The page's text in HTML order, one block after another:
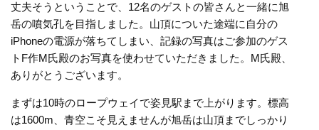
丈夫そうということで、12名のゲストの皆さんと一緒に旭
岳の噴気孔を目指しました。山頂についた途端に自分の
iPhoneの電源が落ちてしまい、記録の写真はご参加のゲス
トF作M氏殿のお写真を使わせていただきました。M氏殿、
ありがとうございます。
まずは10時のロープウェイで姿見駅まで上がります。標高
は1600m、青空こそ見えませんが旭岳は山頂までしっかり